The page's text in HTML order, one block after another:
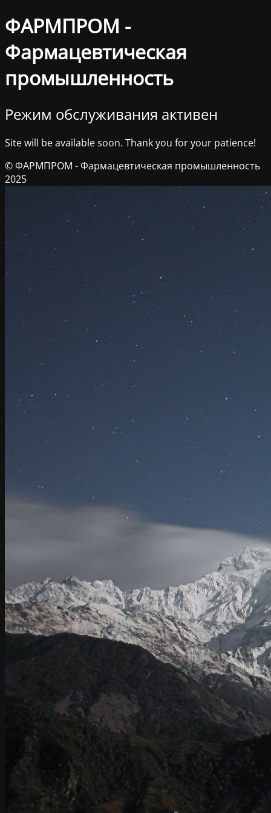
ФАРМПРОМ -
Фармацевтическая
промышленность
Режим обслуживания активен
Site will be available soon. Thank you for your patience!
© ФАРМПРОМ - Фармацевтическая промышленность
2025